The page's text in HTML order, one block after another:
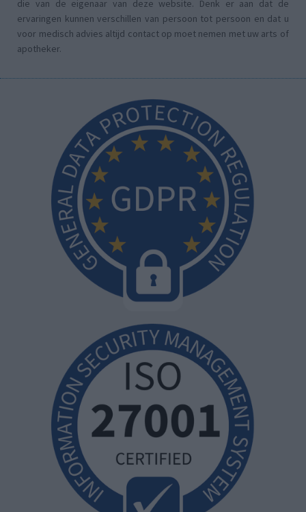
die van de eigenaar van deze website. Denk er aan dat de
ervaringen kunnen verschillen van persoon tot persoon en dat u
voor medisch advies altijd contact op moet nemen met uw arts of
apotheker.